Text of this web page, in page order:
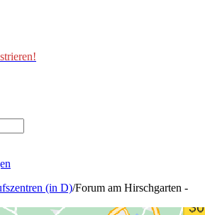
(in D)/Forum am Hirschgarten -